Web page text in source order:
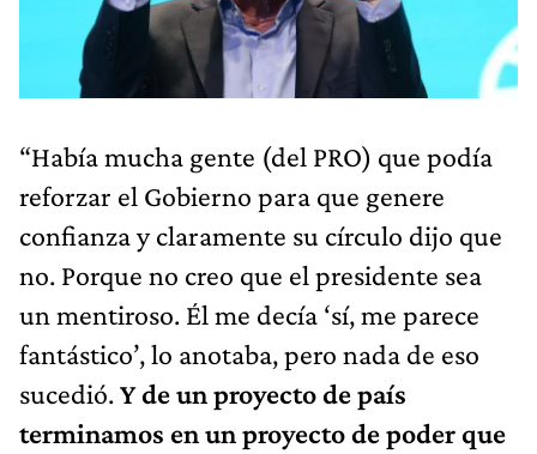
“Había mucha gente (del PRO) que podía
reforzar el Gobierno para que genere
confianza y claramente su círculo dijo que
no. Porque no creo que el presidente sea
un mentiroso. Él me decía ‘sí, me parece
fantástico’, lo anotaba, pero nada de eso
sucedió.Y de un proyecto de país
terminamos en un proyecto de poder que